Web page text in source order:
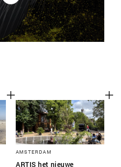
AMSTERDAM
ARTIS het nieuwe